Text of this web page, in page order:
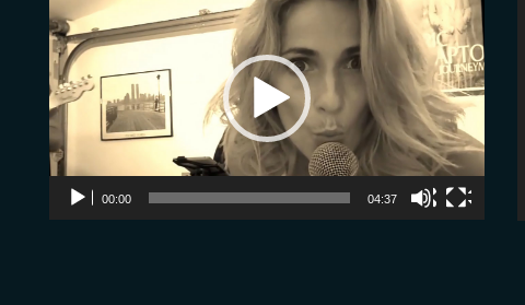
vidéo
00:00 04:37